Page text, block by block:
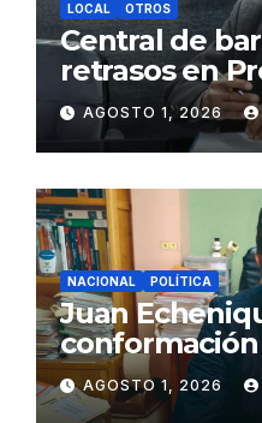
LOCAL OTROS
Central de
retrasos en
de Agua y
Juliaca
AGOSTO 1, 2026
NACIONAL POLÍTICA
Juan
gabinete
Fujimori
AGOSTO 1, 2026